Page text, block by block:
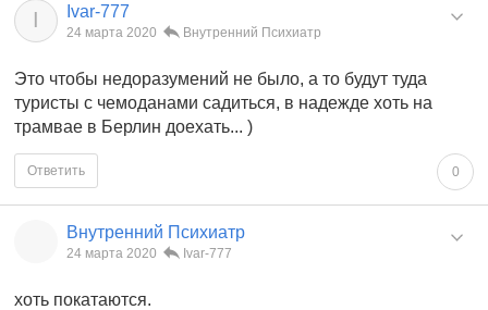
I Ivar-777
24 марта 2020 Внутренний Психиатр
Это чтобы недоразумений не было, а то будут туда
туристы с чемоданами садиться, в надежде хоть на
трамвае в Берлин доехать... )
0
Ответить
Внутренний Психиатр
24 марта 2020 Ivar-777
хоть покатаются.